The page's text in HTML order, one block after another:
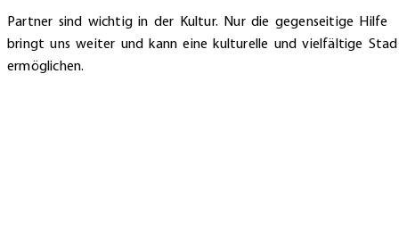
Partner sind wichtig in der Kultur. Nur die gegenseitige Hilfe
bringt uns weiter und kann eine kulturelle und vielfältige
ermöglichen.